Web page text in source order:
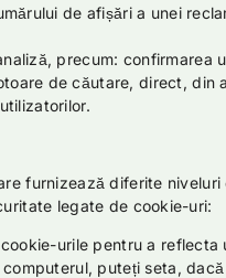
de afișări a unei
precum:
de căutare, direct,
furnizează diferite
legate de cookie-uri:
urile pentru a
puteți seta,